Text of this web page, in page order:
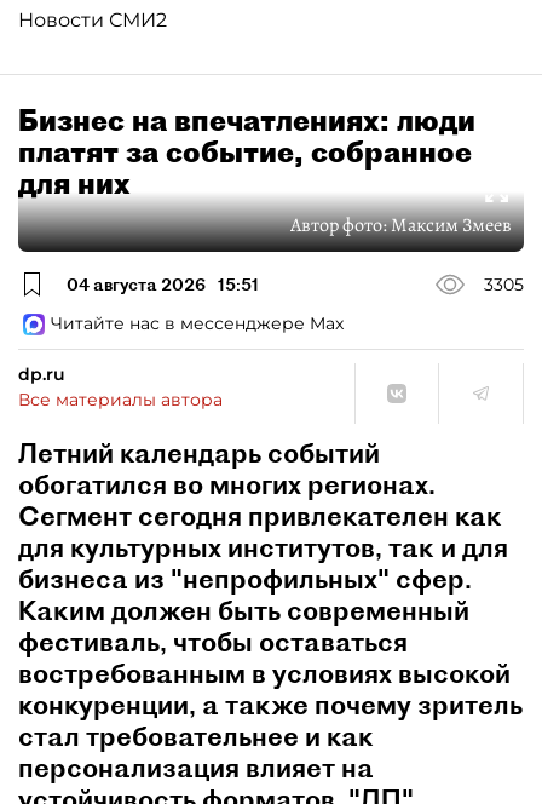
Новости СМИ2
Бизнес на впечатлениях: люди
платят за событие, собранное
для них
Автор фото:Максим Змеев
04 августа 2026 15:51
3305
Читайте нас в мессенджере Max
dp.ru
Все материалы автора
Летний календарь событий
обогатился во многих регионах.
Сегмент сегодня привлекателен как
для культурных институтов, так и для
бизнеса из "непрофильных" сфер.
Каким должен быть современный
фестиваль, чтобы оставаться
востребованным в условиях высокой
конкуренции, а также почему зритель
стал требовательнее и как
персонализация влияет на